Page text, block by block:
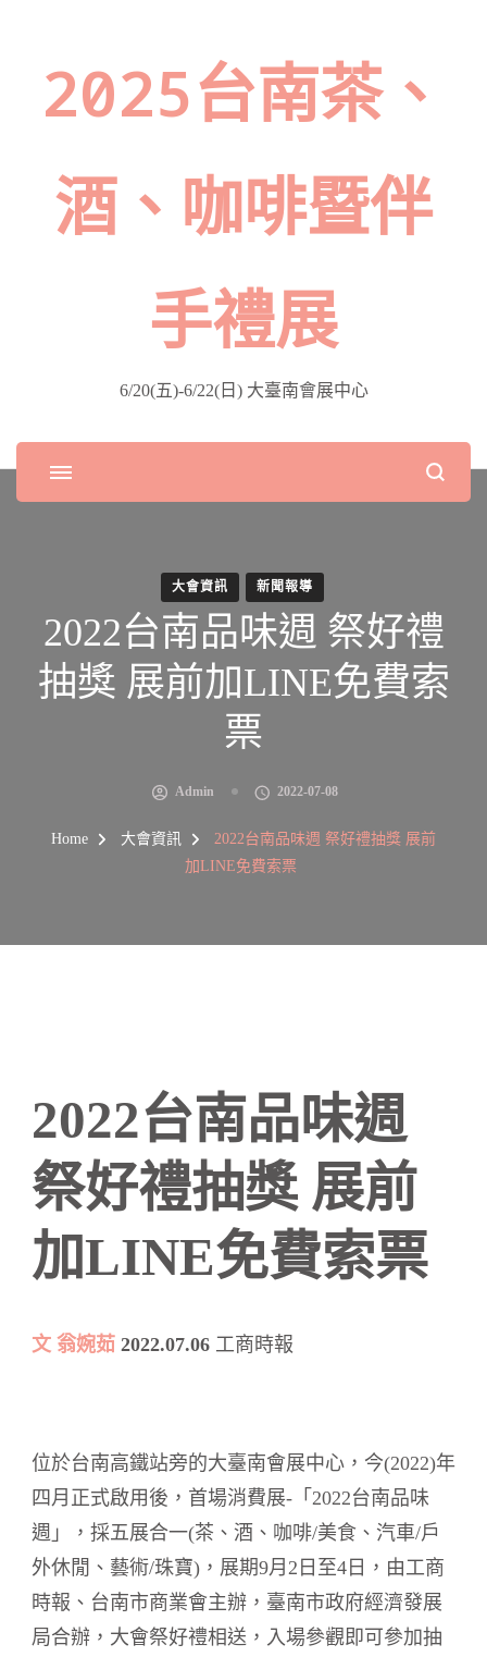
2025台南茶、
酒、咖啡暨伴
手禮展
6/20(五)-6/22(日) 大臺南會展中心
大會資訊 新聞報導
2022台南品味週 祭好禮
抽獎 展前加LINE免費索
票
Admin 2022-07-08
Home 大會資訊
2022台南品味週 祭好禮抽獎 展前
加LINE免費索票
2022台南品味週
祭好禮抽獎 展前
加LINE免費索票
文 翁婉茹 2022.07.06 工商時報
位於台南高鐵站旁的大臺南會展中心，今(2022)年
四月正式啟用後，首場消費展-「2022台南品味
週」，採五展合一(茶、酒、咖啡/美食、汽車/戶
外休閒、藝術/珠寶)，展期9月2日至4日，由工商
時報、台南市商業會主辦，臺南市政府經濟發展
局合辦，大會祭好禮相送，入場參觀即可參加抽